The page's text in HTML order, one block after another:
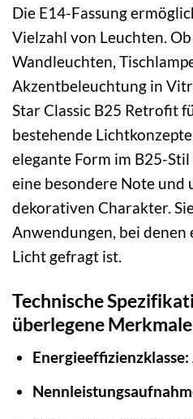
Die E14-Fassung
Vielzahl von Leuchten.
Wandleuchten,
Akzentbeleuchtung in
Star Classic B25 Retrofit
bestehende
elegante Form im B25-
eine besondere Note und
dekorativen Charakter.
Anwendungen, bei denen
Licht gefragt ist.
Technische
überlegene Merkmale
Energieeffizienzklasse: